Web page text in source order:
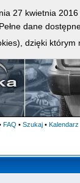
FAQ • Szukaj • Kalendarz
27 kwietnia
Pełne dane
dzięki którym